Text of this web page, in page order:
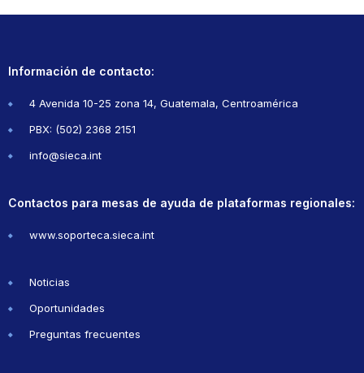
Información de contacto:
4 Avenida 10-25 zona 14, Guatemala, Centroamérica
PBX: (502) 2368 2151
info@sieca.int
Contactos para mesas de ayuda de plataformas regionales:
www.soporteca.sieca.int
Noticias
Oportunidades
Preguntas frecuentes